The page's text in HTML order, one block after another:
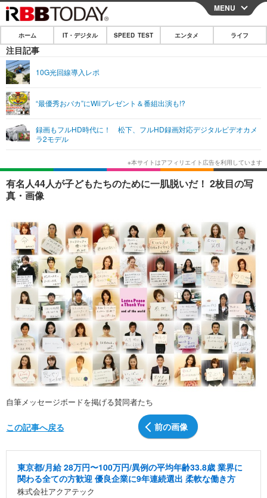
CLOSE
ホーム
IT・デジタル
ショッピング その他
SPEED TEST
エンタメ
エンタメTOP
韓国・芸能
音楽 スポーツ
ショッピング その他
ライフ
ライフTOP グルメ
ペット ショッピング
リリース一覧
プッシュ通知の停止方法
MENU
ホーム IT・デジタル SPEED TEST エンタメ ライフ
注目記事
10G光回線導入レポ
“最優秀おバカ”にWiiプレゼント＆番組出演も!?
録画もフルHD時代に！ 松下、フルHD録画対応デジタルビデオカメ
ラ2モデル
有名人44人が子どもたちのために一肌脱いだ！ 2枚目の写
真・画像
自筆メッセージボードを掲げる賛同者たち
前の画像
この記事へ戻る
東京都/月給 28万円〜100万円/異例の平均年齢33.8歳 業界に
関わる全ての方歓迎 優良企業に9年連続選出 柔軟な働き方
株式会社アクアテック